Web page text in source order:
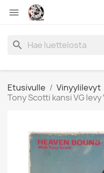

search
Etusivulle Vinyylilevyt
Tony Scotti kansi VG